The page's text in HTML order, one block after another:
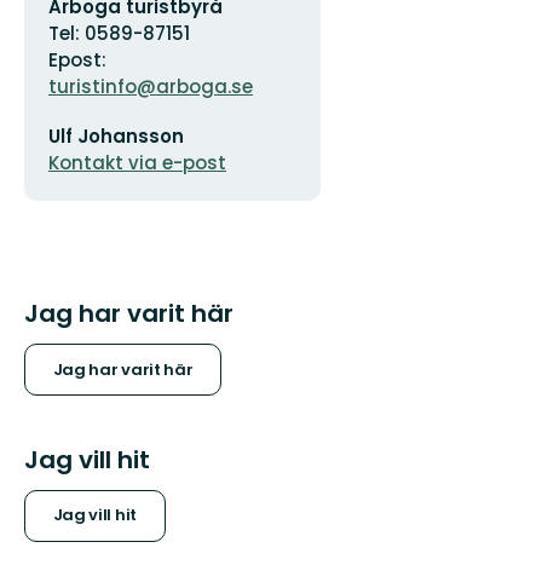
Adress
Arboga turistbyrå
Tel: 0589-87151
Epost:
turistinfo@arboga.se
postadress
Ulf Johansson
Kontakt via e-post
Jag har varit här
Jag har varit här
Jag vill hit
Jag vill hit